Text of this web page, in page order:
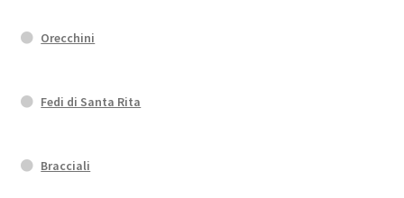
Orecchini
Fedi di Santa Rita
Bracciali